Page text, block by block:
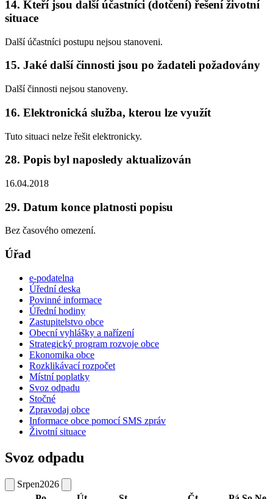
14. Kteří jsou další účastníci (dotčení) řešení životní
situace
Další účastníci postupu nejsou stanoveni.
15. Jaké další činnosti jsou po žadateli požadovány
Další činnosti nejsou stanoveny.
16. Elektronická služba, kterou lze využít
Tuto situaci nelze řešit elektronicky.
28. Popis byl naposledy aktualizován
16.04.2018
29. Datum konce platnosti popisu
Bez časového omezení.
Úřad
e-podatelna
Úřední deska
Povinné informace
Úřední hodiny
Zastupitelstvo obce
Obecní vyhlášky a nařízení
Strategický program rozvoje obce
Ekonomika obce
Rozklikávací rozpočet
Místní poplatky
Svoz odpadu
Stočné
Zpravodaj obce
Informace obce pomocí SMS zpráv
Životní situace
Svoz odpadu
Srpen2026